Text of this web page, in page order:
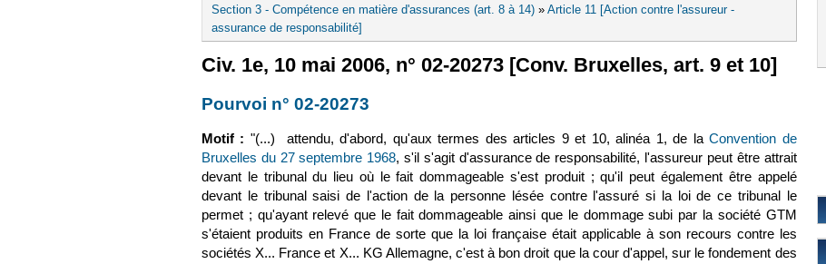
Section 3 - Compétence en matière d'assurances (art. 8 à 14) » Article 11 [Action contre l'assureur -
assurance de responsabilité]
Civ. 1e, 10 mai 2006, n° 02-20273 [Conv. Bruxelles, art. 9 et 10]
Pourvoi n° 02-20273
Motif : "(...) attendu, d'abord, qu'aux termes des articles 9 et 10, alinéa 1, de laConvention de
Bruxelles du 27 septembre 1968(le lien est externe)
, s'il s'agit d'assurance de responsabilité, l'assureur peut être attrait
devant le tribunal du lieu où le fait dommageable s'est produit ; qu'il peut également être appelé
devant le tribunal saisi de l'action de la personne lésée contre l'assuré si la loi de ce tribunal le
permet ; qu'ayant relevé que le fait dommageable ainsi que le dommage subi par la société GTM
s'étaient produits en France de sorte que la loi française était applicable à son recours contre les
sociétés X... France et X... KG Allemagne, c'est à bon droit que la cour d'appel, sur le fondement des